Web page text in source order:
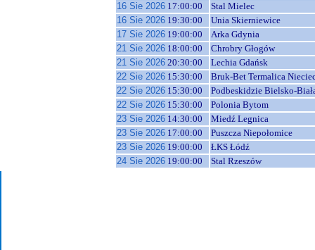
16 Sie 2026 17:00:00
Stal Mielec
16 Sie 2026 19:30:00
Unia Skierniewice
17 Sie 2026 19:00:00
Arka Gdynia
21 Sie 2026 18:00:00
Chrobry Głogów
21 Sie 2026 20:30:00
Lechia Gdańsk
22 Sie 2026 15:30:00
Bruk-Bet Termalica
22 Sie 2026 15:30:00
Podbeskidzie Bielsko-
22 Sie 2026 15:30:00
Polonia Bytom
23 Sie 2026 14:30:00
Miedź Legnica
23 Sie 2026 17:00:00
Puszcza Niepołomice
23 Sie 2026 19:00:00
ŁKS Łódź
24 Sie 2026 19:00:00 Stal Rzeszów